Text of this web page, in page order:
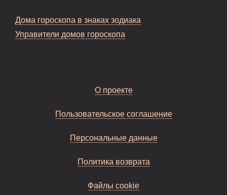
Дома гороскопа в знаках зодиака
Управители домов гороскопа
О проекте
Пользовательское соглашение
Персональные данные
Политика возврата
Файлы cookie